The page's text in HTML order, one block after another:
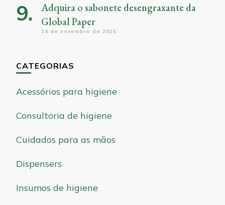
Adquira o sabonete desengraxante da
Global Paper
14 de novembro de 2025
CATEGORIAS
Acessórios para higiene
Consultoria de higiene
Cuidados para as mãos
Dispensers
Insumos de higiene